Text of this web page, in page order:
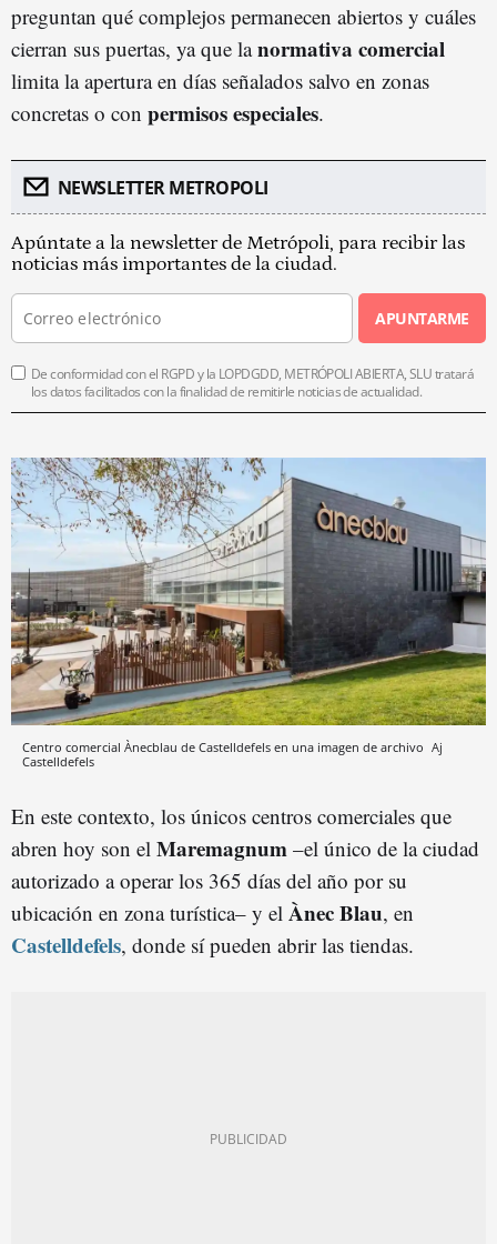
preguntan qué complejos permanecen abiertos y cuáles
cierran sus puertas, ya que lanormativa comercial
limita la apertura en días señalados salvo en zonas
concretas o con permisos especiales.
NEWSLETTER METROPOLI
Apúntate a la newsletter de Metrópoli, para recibir las
noticias más importantes de la ciudad.
APUNTARME
De conformidad con el RGPD y la LOPDGDD, METRÓPOLI ABIERTA, SLU tratará
los datos facilitados con la finalidad de remitirle noticias de actualidad.
Centro comercial Ànecblau de Castelldefels en una imagen de archivo Aj
Castelldefels
En este contexto, los únicos centros comerciales que
abren hoy son el Maremagnum –el único de la ciudad
autorizado a operar los 365 días del año por su
ubicación en zona turística– y el Ànec Blau, en
Castelldefels, donde sí pueden abrir las tiendas.